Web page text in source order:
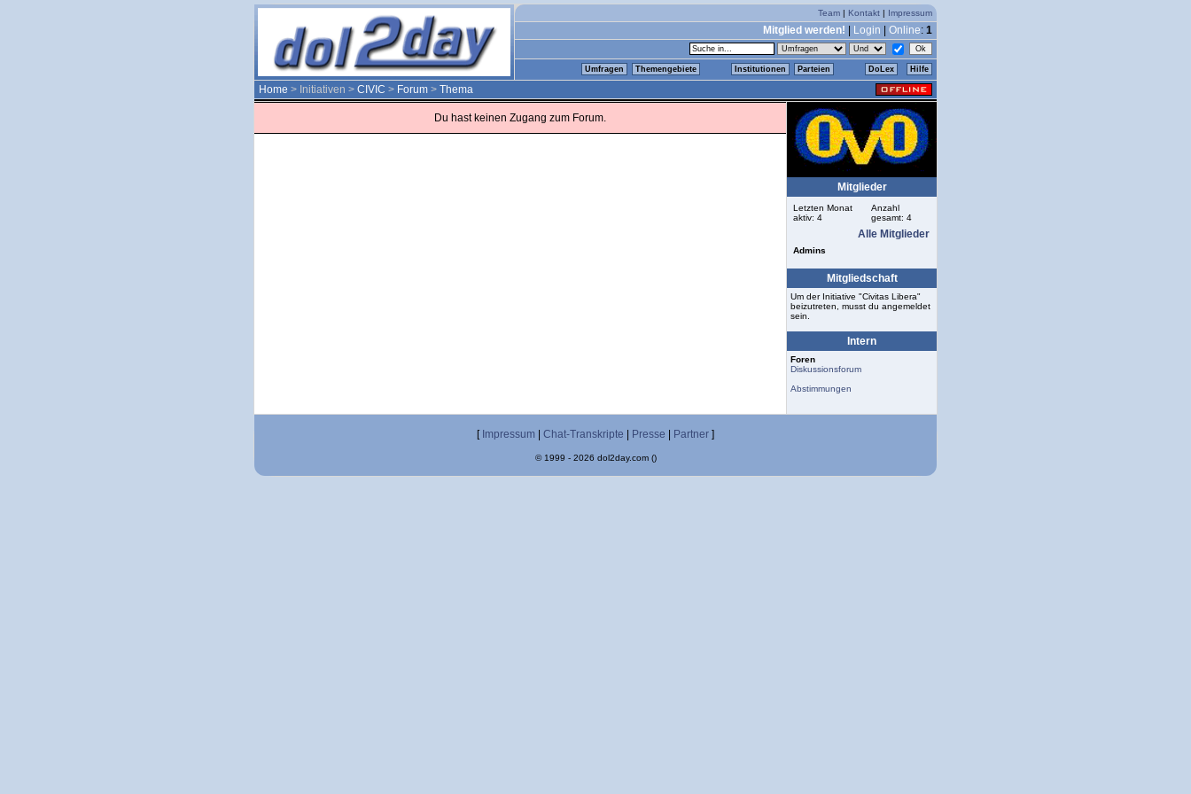
Team | Kontakt | Impressum
Mitglied werden! Login Online: 1
Umfragen Themengebiete Institutionen Parteien DoLex Hilfe
Home > Initiativen > CIVIC > Forum > Thema
Du hast keinen Zugang zum Forum.
Mitglieder
Letzten Monat
aktiv: 4
Anzahl
gesamt: 4
Alle Mitglieder
Admins
Mitgliedschaft
Um der Initiative "Civitas Libera"
beizutreten, musst du angemeldet
sein.
Intern
Foren
Diskussionsforum
Abstimmungen
[ Impressum Chat-Transkripte Presse Partner ]
© 1999 - 2026 dol2day.com ()